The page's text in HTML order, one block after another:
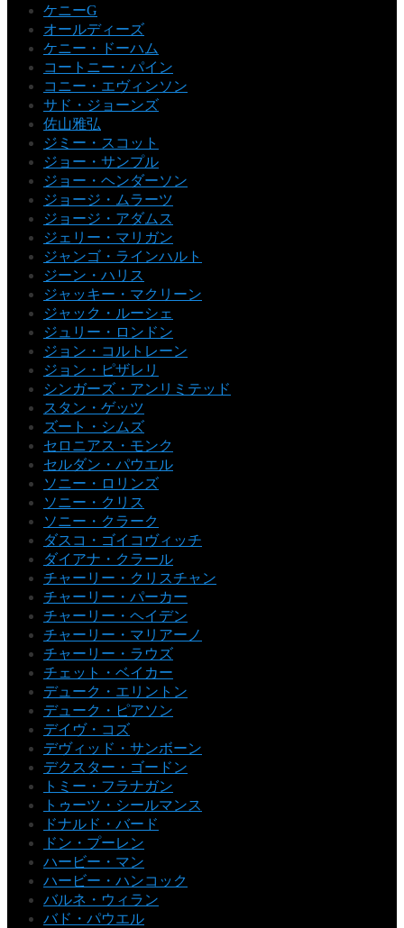
ケニーG
オールディーズ
ケニー・ドーハム
コートニー・パイン
コニー・エヴィンソン
サド・ジョーンズ
佐山雅弘
ジミー・スコット
ジョー・サンプル
ジョー・ヘンダーソン
ジョージ・ムラーツ
ジョージ・アダムス
ジェリー・マリガン
ジャンゴ・ラインハルト
ジーン・ハリス
ジャッキー・マクリーン
ジャック・ルーシェ
ジュリー・ロンドン
ジョン・コルトレーン
ジョン・ピザレリ
シンガーズ・アンリミテッド
スタン・ゲッツ
ズート・シムズ
セロニアス・モンク
セルダン・パウエル
ソニー・ロリンズ
ソニー・クリス
ソニー・クラーク
ダスコ・ゴイコヴィッチ
ダイアナ・クラール
チャーリー・クリスチャン
チャーリー・パーカー
チャーリー・ヘイデン
チャーリー・マリアーノ
チャーリー・ラウズ
チェット・ベイカー
デューク・エリントン
デューク・ピアソン
デイヴ・コズ
デヴィッド・サンボーン
デクスター・ゴードン
トミー・フラナガン
トゥーツ・シールマンス
ドナルド・バード
ドン・プーレン
ハービー・マン
ハービー・ハンコック
バルネ・ウィラン
バド・パウエル